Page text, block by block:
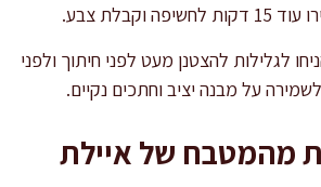
וקבלת צבע.
לגלילות להצטנן מעט לפני חיתוך ולפני
על מבנה יציב וחתכים נקיים.
מהמטבח של איילת